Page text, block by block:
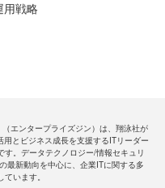
用戦略
（エンタープライズジン）は、翔泳社が
用とビジネス成長を支援するITリーダー
す。データテクノロジー/情報セキュリ
最新動向を中心に、企業ITに関する多
います。